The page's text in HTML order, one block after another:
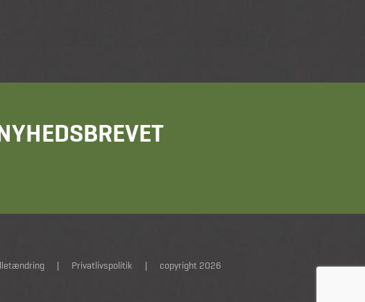
| Privatlivspolitik | copyright 2026